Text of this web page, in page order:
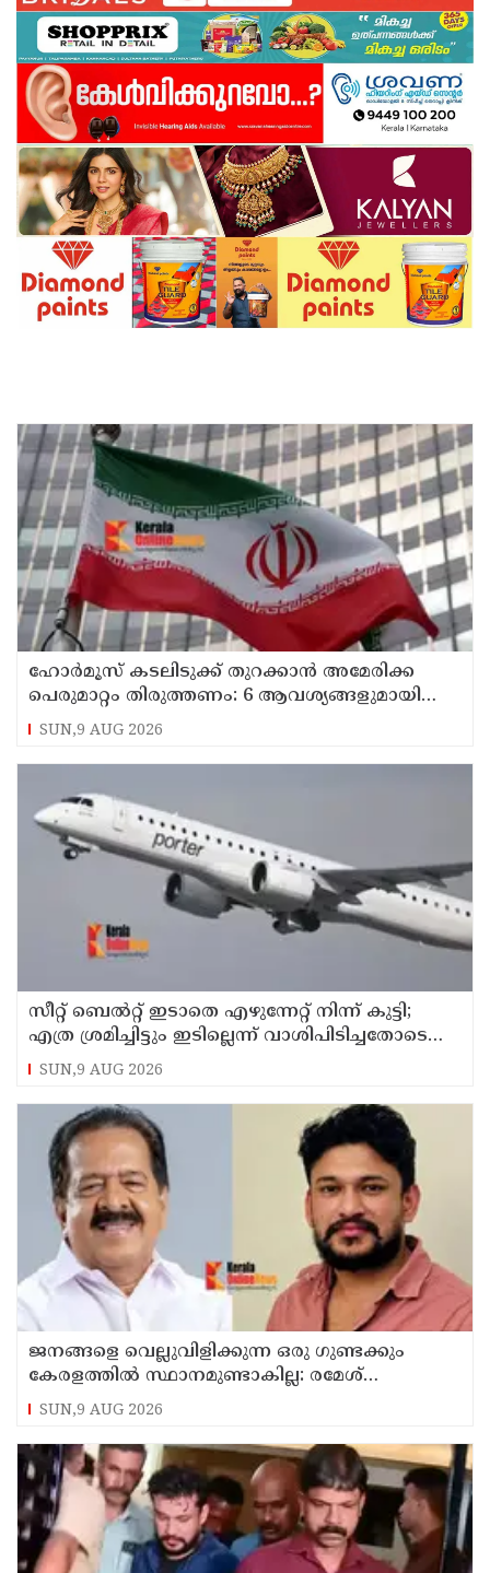
ഹോര്‍മൂസ് കടലിടുക്ക് തുറക്കാന്‍ അമേരിക്ക
പെരുമാറ്റം തിരുത്തണം: 6 ആവശ്യങ്ങളുമായി
ഇറാന്‍ ദേശീയ സുരക്ഷാ കൗണ്‍സില്‍
SUN,9 AUG 2026
സീറ്റ് ബെല്‍റ്റ് ഇടാതെ എഴുന്നേറ്റ് നിന്ന് കുട്ടി;
എത്ര ശ്രമിച്ചിട്ടും ഇടില്ലെന്ന് വാശിപിടിച്ചതോടെ
വിമാനം റദ്ദാക്കി
SUN,9 AUG 2026
ജനങ്ങളെ വെല്ലുവിളിക്കുന്ന ഒരു ഗുണ്ടക്കും
കേരളത്തില്‍ സ്ഥാനമുണ്ടാകില്ല: രമേശ്
ചെന്നിത്തല
SUN,9 AUG 2026